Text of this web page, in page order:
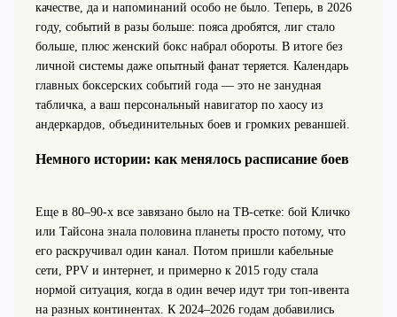
качестве, да и напоминаний особо не было. Теперь, в 2026
году, событий в разы больше: пояса дробятся, лиг стало
больше, плюс женский бокс набрал обороты. В итоге без
личной системы даже опытный фанат теряется. Календарь
главных боксерских событий года — это не занудная
табличка, а ваш персональный навигатор по хаосу из
андеркардов, объединительных боев и громких реваншей.
Немного истории: как менялось расписание боев
Еще в 80–90‑х все завязано было на ТВ‑сетке: бой Кличко
или Тайсона знала половина планеты просто потому, что
его раскручивал один канал. Потом пришли кабельные
сети, PPV и интернет, и примерно к 2015 году стала
нормой ситуация, когда в один вечер идут три топ‑ивента
на разных континентах. К 2024–2026 годам добавились